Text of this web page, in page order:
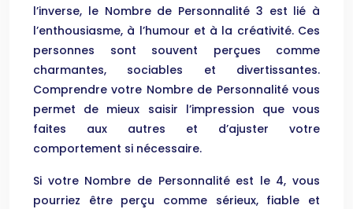
l’inverse, le Nombre de Personnalité 3 est lié à
l’enthousiasme, à l’humour et à la créativité. Ces
personnes sont souvent perçues comme
charmantes, sociables et divertissantes.
Comprendre votre Nombre de Personnalité vous
permet de mieux saisir l’impression que vous
faites aux autres et d’ajuster votre
comportement si nécessaire.
Si votre Nombre de Personnalité est le 4, vous
pourriez être perçu comme sérieux, fiable et